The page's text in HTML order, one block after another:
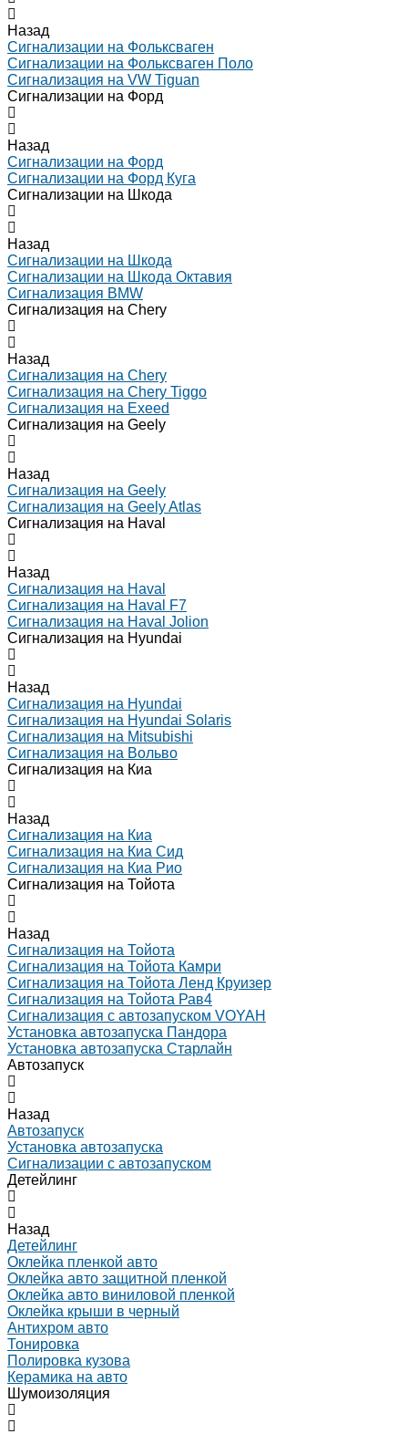
Назад
Сигнализации на Фольксваген
Сигнализации на Фольксваген Поло
Сигнализация на VW Tiguan
Сигнализации на Форд
Назад
Сигнализации на Форд
Сигнализации на Форд Куга
Сигнализации на Шкода
Назад
Сигнализации на Шкода
Сигнализации на Шкода Октавия
Сигнализация BMW
Сигнализация на Chery
Назад
Сигнализация на Chery
Сигнализация на Chery Tiggo
Сигнализация на Exeed
Сигнализация на Geely
Назад
Сигнализация на Geely
Сигнализация на Geely Atlas
Сигнализация на Haval
Назад
Сигнализация на Haval
Сигнализация на Haval F7
Сигнализация на Haval Jolion
Сигнализация на Hyundai
Назад
Сигнализация на Hyundai
Сигнализация на Hyundai Solaris
Сигнализация на Mitsubishi
Сигнализация на Вольво
Сигнализация на Киа
Назад
Сигнализация на Киа
Сигнализация на Киа Cид
Сигнализация на Киа Рио
Сигнализация на Тойота
Назад
Сигнализация на Тойота
Сигнализация на Тойота Камри
Сигнализация на Тойота Ленд Круизер
Сигнализация на Тойота Рав4
Сигнализация с автозапуском VOYAH
Установка автозапуска Пандора
Установка автозапуска Старлайн
Автозапуск
Назад
Автозапуск
Установка автозапуска
Сигнализации с автозапуском
Детейлинг
Назад
Детейлинг
Оклейка пленкой авто
Оклейка авто защитной пленкой
Оклейка авто виниловой пленкой
Оклейка крыши в черный
Антихром авто
Тонировка
Полировка кузова
Керамика на авто
Шумоизоляция